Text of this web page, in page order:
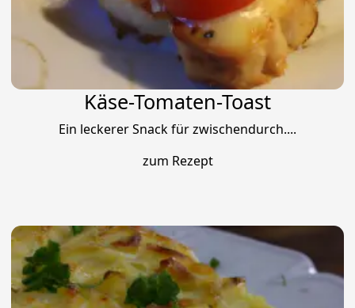
Käse-Tomaten-Toast
Ein leckerer Snack für zwischendurch....
zum Rezept